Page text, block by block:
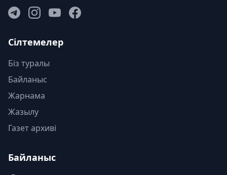
Сілтемелер
Біз туралы
Байланыс
Жарнама
Жазылу
Газет архиві
Байланыс